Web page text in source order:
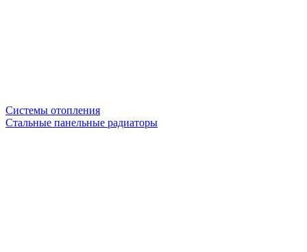
Системы отопления
Стальные панельные радиаторы